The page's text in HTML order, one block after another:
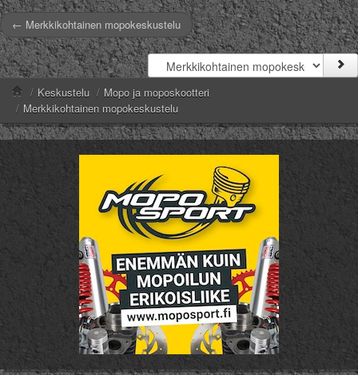
← Merkkikohtainen mopokeskustelu
/ Keskustelu / Mopo ja moposkootteri
/ Merkkikohtainen mopokeskustelu